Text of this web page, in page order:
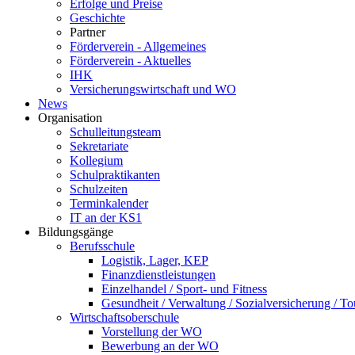
Erfolge und Preise
Geschichte
Partner
Förderverein - Allgemeines
Förderverein - Aktuelles
IHK
Versicherungswirtschaft und WO
News
Organisation
Schulleitungsteam
Sekretariate
Kollegium
Schulpraktikanten
Schulzeiten
Terminkalender
IT an der KS1
Bildungsgänge
Berufsschule
Logistik, Lager, KEP
Finanzdienstleistungen
Einzelhandel / Sport- und Fitness
Gesundheit / Verwaltung / Sozialversicherung /
Wirtschaftsoberschule
Vorstellung der WO
Bewerbung an der WO